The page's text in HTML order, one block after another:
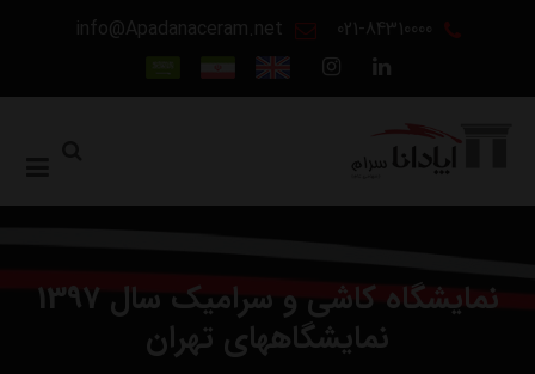
021-84310000
info@Apadanaceram.net
نمایشگاه کاشی و سرامیک سال 1397
نمایشگاههای تهران